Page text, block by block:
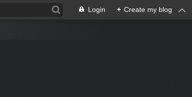
Login + Create my blog